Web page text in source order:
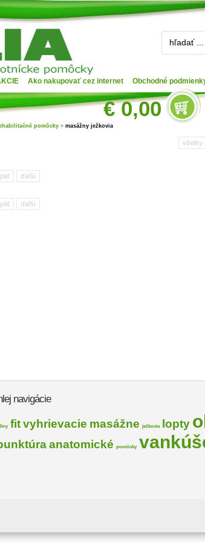
Ako nakupovať cez internet Obchodné
€ 0,00
hľadať ...
pomôcky » masážny ježkovia
všetky
ďaľší
ďaľší
navigácie
fitvyhrievacie masážne ježkovia lopty
anatomické pomôcky